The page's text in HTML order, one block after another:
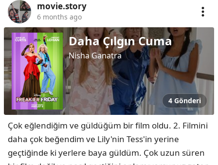
movie.story
6 months ago
Daha Çılgın Cuma
Nisha Ganatra
4 Gönderi
Çok eğlendiğim ve güldüğüm bir film oldu. 2. Filmini
daha çok beğendim ve Lily'nin Tess'in yerine
geçtiğinde ki yerlere baya güldüm. Çok uzun süren